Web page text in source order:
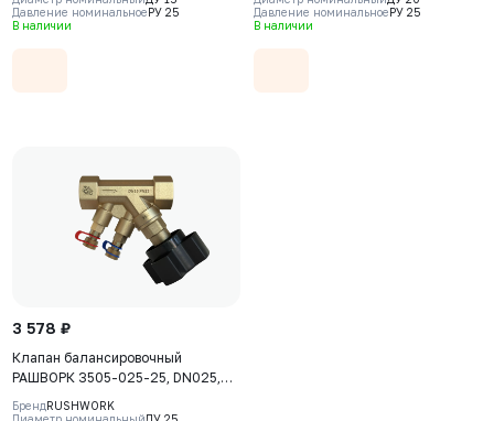
ВР, BSPP
Давление номинальноеРУ 25
В наличии
ВР, BSPP
Давление номинальноеРУ 25
В наличии
3 578 ₽
Клапан балансировочный
РАШВОРК 3505-025-25, DN025,
PN25, корпус - CW617N, клапан -
CW617N, уплотнение - PTFE, ВР/
БрендRUSHWORK